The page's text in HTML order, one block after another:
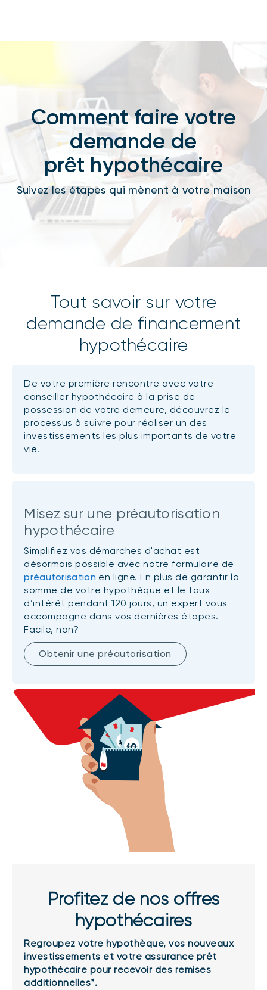
Comment faire votre
demande de
prêt hypothécaire
Suivez les étapes qui mènent à votre maison
Tout savoir sur votre
demande de financement
hypothécaire
De votre première rencontre avec votre
conseiller hypothécaire à la prise de
possession de votre demeure, découvrez le
processus à suivre pour réaliser un des
investissements les plus importants de votre
vie.
Misez sur une préautorisation
hypothécaire
Simplifiez vos démarches d'achat est
désormais possible avec notre formulaire de
préautorisation en ligne. En plus de garantir la
somme de votre hypothèque et le taux
d’intérêt pendant 120 jours, un expert vous
accompagne dans vos dernières étapes.
Facile, non?
Obtenir une préautorisation
Profitez de nos offres
hypothécaires
Regroupez votre hypothèque, vos nouveaux
investissements et votre assurance prêt
hypothécaire pour recevoir des remises
additionnelles*.